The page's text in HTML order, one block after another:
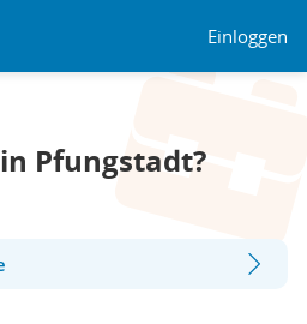
Einloggen
Pfungstadt?